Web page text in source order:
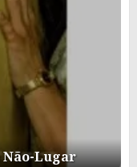
Não-Lugar